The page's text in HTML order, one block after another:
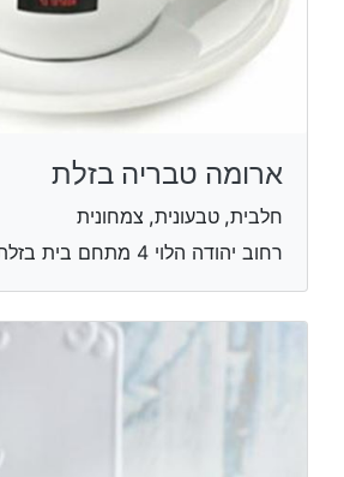
ארומה טבריה בזלת
חלבית, טבעונית, צמחונית
רחוב יהודה הלוי 4 מתחם בית בזלת, טבריה